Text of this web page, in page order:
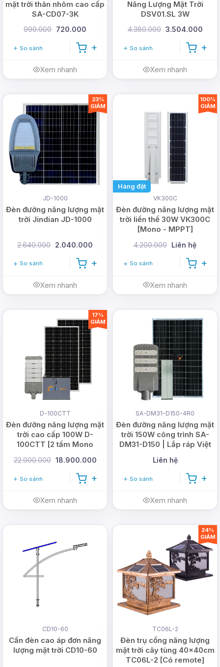
Theo công bố của nhà sản xuất thì Đèn liền thể
năng lượng mặt trời BCT-OLF3.0 chỉ có mức công
suất 15W nhưng sở hữu một kích thước vô cùng ấn
tượng.
Kích thước tổng quan: 417 * 400mm
Kích thước từ cạnh dưới lên đỉnh mái: 90mm
Kích thước từ mặt led lên đỉnh mái của đèn:
94mm
Thiết kế trục gắn đèn với mặt LED chiếu sáng là
một đường thẳng, giúp việc điều chỉnh góc nghiên
mặt trời thân nhôm cao cấp
SA-CD07-3K
990.000 720.000
So sánh
Xem nhanh
Năng Lượng Mặt Trời
DSV01.SL 3W
4.380.000 3.504.000
So sánh
Xem nhanh
JD-1000
Đèn đường năng lượng mặt
trời Jindian JD-1000
2.640.000 2.040.000
So sánh
Xem nhanh
23%
GIẢM
Hàng đặt
VK300C
Đèn đường năng lượng mặt
trời liền thể 30W VK300C
[Mono - MPPT]
4.200.000 Liên hệ
So sánh
Xem nhanh
100%
GIẢM
D-100CTT
Đèn đường năng lượng mặt
trời cao cấp 100W D-
100CTT [2 tấm Mono
22.900.000 18.900.000
So sánh
Xem nhanh
17%
GIẢM
SA-DM31-D150-4R0
Đèn đường năng lượng mặt
trời 150W công trình SA-
DM31-D150 | Lắp ráp Việt
Liên hệ
So sánh
Xem nhanh
CD10-60
Cần đèn cao áp đơn năng
lượng mặt trời CD10-60
TC06L-2
Đèn trụ cổng năng lượng
mặt trời cây tùng 40x40cm
TC06L-2 [Có remote]
24%
GIẢM